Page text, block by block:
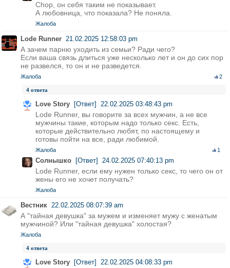
Chop, он себя таким не показывает.
А любовница, что показала? Не поняла.
Жалоба
Lode Runner 21.02.2025 12:58:03 pm
А зачем парню уходить из семьи? Ради чего?
Если ваша связь длиться уже несколько лет и он до сих пор
не развелся, то он и не разведется.
Жалоба 2
4 ответа
Love Story [Ответ] 22.02.2025 03:48:43 pm
Lode Runner, вы говорите за всех мужчин, а не все
мужчины такие, которым надо только секс. Есть,
которые действительно любят, по настоящему и
готовы пойти на все, ради любимой.
Жалоба 1
Солнышко [Ответ] 24.02.2025 07:40:13 pm
Lode Runner, если ему нужен только секс, то чего он от
жены его не хочет получать?
Жалоба
Вестник 22.02.2025 08:07:39 am
А "тайная девушка" за мужем и изменяет мужу с женатым
мужчиной? Или "тайная девушка" холостая?
Жалоба
4 ответа
Love Story [Ответ] 22.02.2025 04:08:33 pm